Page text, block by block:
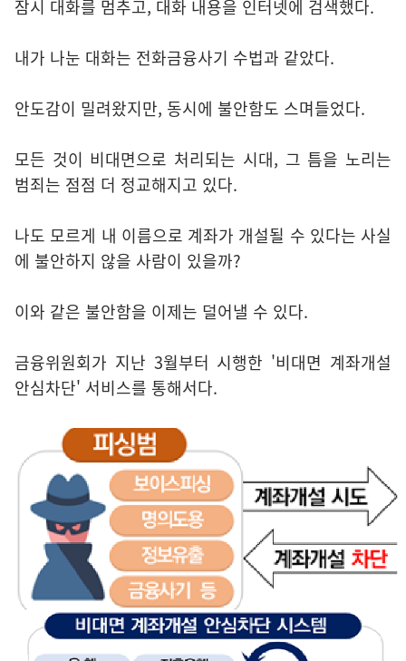
잠시 대화를 멈추고, 대화 내용을 인터넷에 검색했다.
내가 나눈 대화는 전화금융사기 수법과 같았다.
안도감이 밀려왔지만, 동시에 불안함도 스며들었다.
모든 것이 비대면으로 처리되는 시대, 그 틈을 노리는
범죄는 점점 더 정교해지고 있다.
나도 모르게 내 이름으로 계좌가 개설될 수 있다는 사실
에 불안하지 않을 사람이 있을까?
이와 같은 불안함을 이제는 덜어낼 수 있다.
금융위원회가 지난 3월부터 시행한 '비대면 계좌개설
안심차단' 서비스를 통해서다.